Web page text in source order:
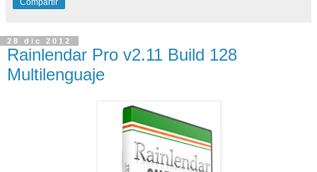
28 dic 2012
Rainlendar Pro v2.11 Build 128
Multilenguaje